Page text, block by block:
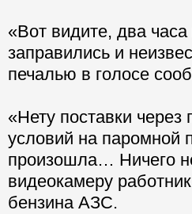
«Вот видите, два
заправились и
печалью в голосе
«Нету поставки
условий на паромной
произошла… Ничего
видеокамеру
бензина АЗС.